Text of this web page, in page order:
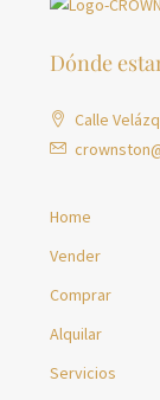
Dónde
Calle
Home
Vender
Comprar
Alquilar
Servicios